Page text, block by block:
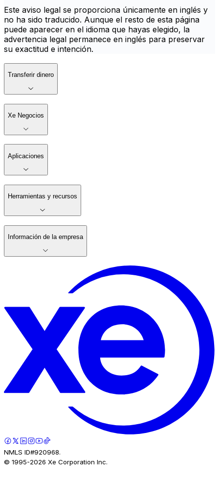
Este aviso legal se proporciona únicamente en inglés y
no ha sido traducido. Aunque el resto de esta página
puede aparecer en el idioma que hayas elegido, la
advertencia legal permanece en inglés para preservar
su exactitud e intención.
Transferir dinero
Xe Negocios
Aplicaciones
Herramientas y recursos
Información de la empresa
NMLS ID#920968.
© 1995-2026 Xe Corporation Inc.